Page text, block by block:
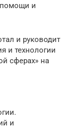
помощи и
и руководит
и технологии
сферах» на
и